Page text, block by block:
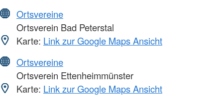
Ortsvereine
Ortsverein Bad Peterstal
Karte: Link zur Google Maps Ansicht
Ortsvereine
Ortsverein Ettenheimmünster
Karte: Link zur Google Maps Ansicht